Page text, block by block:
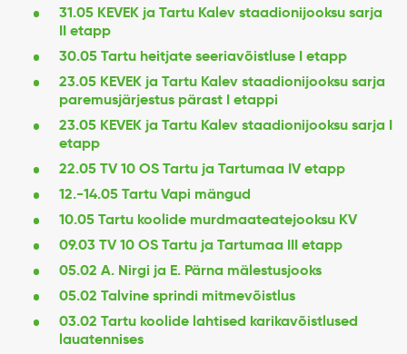
31.05 KEVEK ja Tartu Kalev staadionijooksu sarja
II etapp
30.05 Tartu heitjate seeriavõistluse I etapp
23.05 KEVEK ja Tartu Kalev staadionijooksu sarja
paremusjärjestus pärast I etappi
23.05 KEVEK ja Tartu Kalev staadionijooksu sarja I
etapp
22.05 TV 10 OS Tartu ja Tartumaa IV etapp
12.-14.05 Tartu Vapi mängud
10.05 Tartu koolide murdmaateatejooksu KV
09.03 TV 10 OS Tartu ja Tartumaa III etapp
05.02 A. Nirgi ja E. Pärna mälestusjooks
05.02 Talvine sprindi mitmevõistlus
03.02 Tartu koolide lahtised karikavõistlused
lauatennises